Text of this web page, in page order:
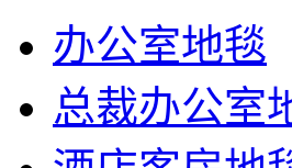
办公室地毯
总裁办公室